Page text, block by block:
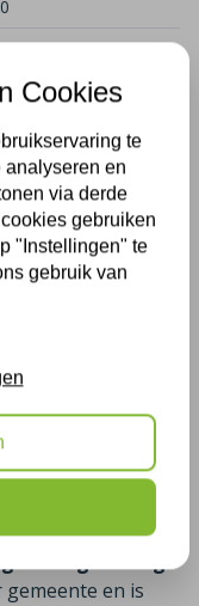
ISDE-
gevallen geld
in Langezwaag
en is
Cookies
te
analyseren en
via derde
gebruiken
"Instellingen" te
gebruik van